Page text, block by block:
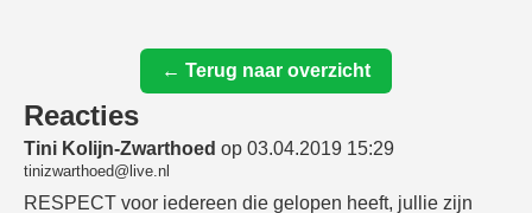
← Terug naar overzicht
Reacties
Tini Kolijn-Zwarthoed op 03.04.2019 15:29
tinizwarthoed@live.nl
RESPECT voor iedereen die gelopen heeft, jullie zijn